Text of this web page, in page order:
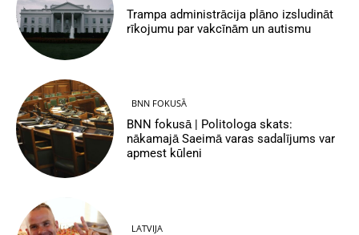
Trampa administrācija plāno izsludināt
rīkojumu par vakcīnām un autismu
BNN FOKUSĀ
BNN fokusā | Politologa skats:
nākamajā Saeimā varas sadalījums var
apmest kūleni
LATVIJA